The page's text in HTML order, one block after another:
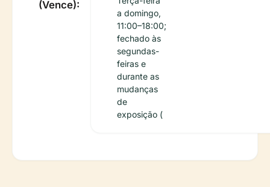
(Vence):
a domingo,
11:00–18:00;
fechado às
segundas-
feiras e
durante as
mudanças
de
exposição (